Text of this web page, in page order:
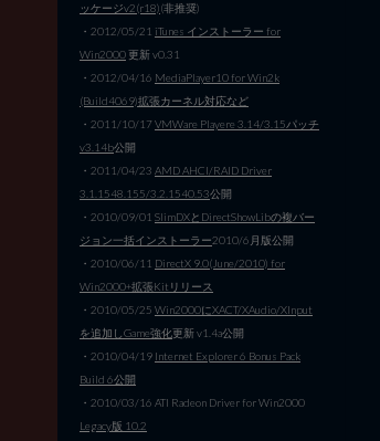
ッケージv2(r18)(非推奨)
・2012/05/21 iTunes インストーラー for
Win2000更新 v0.31
・2012/04/16 MediaPlayer10 for Win2k
(Build4069)拡張カーネル対応など
・2011/10/17VMWare Playere 3.14/3.15パッチ
v3.14b公開
・2011/04/23 AMD AHCI/RAID Driver
3.1.1548.155/3.2.1540.53公開
・2010/09/01 SlimDXとDirectShowLibの複バー
ジョン一括インストーラー2010/6月版公開
・2010/06/11 DirectX 9.0(June/2010) for
Win2000+拡張Kitリリース
・2010/05/25 Win2000にXACT/XAudio/XInput
を追加しGame強化更新 v1.4a公開
・2010/04/19 Internet Explorer 6 Bonus Pack
Build 6公開
・2010/03/16 ATI Radeon Driver for Win2000
Legacy版 10.2